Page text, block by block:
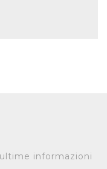
informazioni